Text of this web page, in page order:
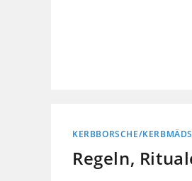
KERBBORSCHE/
Regeln,